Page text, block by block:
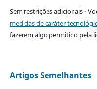
Sem restrições adicionais -
medidas de caráter
fazerem algo permitido pela
Artigos Semelhantes